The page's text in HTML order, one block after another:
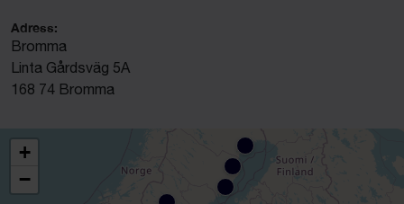
Adress:
Bromma
Linta Gårdsväg 5A
168 74 Bromma
+
−